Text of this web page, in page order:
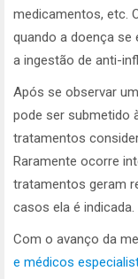
medicamentos, etc.
quando a doença
a ingestão de anti-
Após se observar
pode ser submetido
tratamentos
Raramente ocorre
tratamentos geram
casos ela é indicada.
Com o avanço da
e médicos